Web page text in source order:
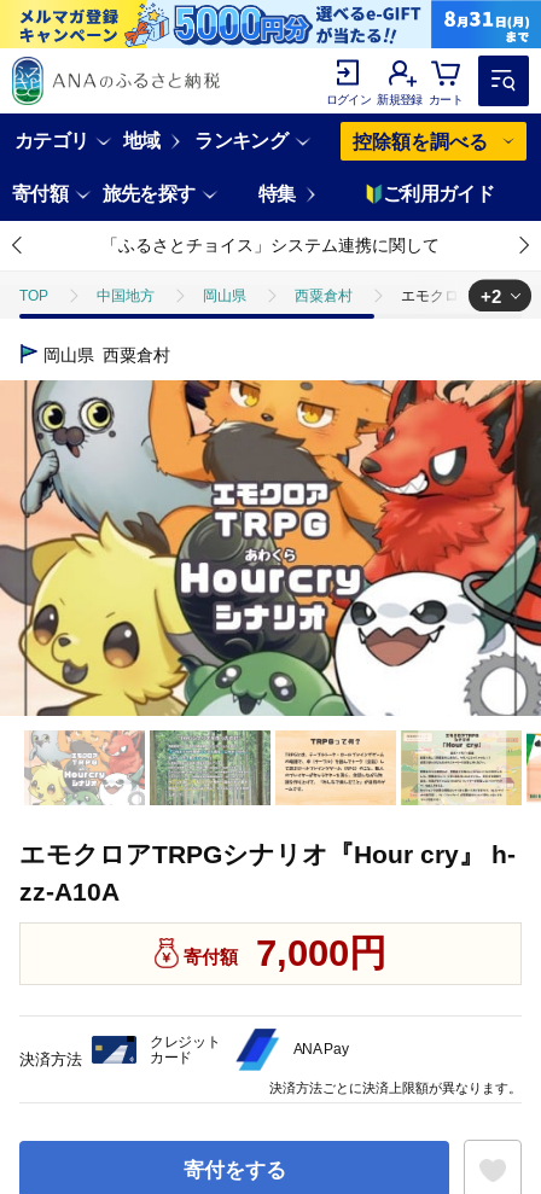
ログイン 新規登録 カート
カテゴリ 地域 ランキング 控除額を調べる
寄付額 旅先を探す 特集 ご利用ガイド
「ふるさとチョイス」システム連携に関して
TOP 中国地方 岡山県 西粟倉村 エモクロアTRPGシ
TOP
TOP 日用品・雑貨 ほかの雑貨・日用品 エモクロアTRPG
+2
岡山県 西粟倉村
エモクロアTRPGシナリオ『Hour cry』 h-
zz-A10A
寄付額 7,000円
寄付をする
決済方法
クレジット
カード
ANA Pay
決済方法ごとに決済上限額が異なります。